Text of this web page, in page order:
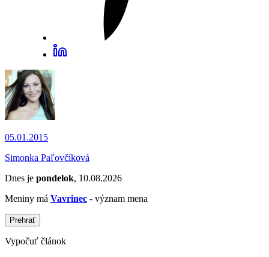
05.01.2015
Simonka Paľovčíková
Dnes je pondelok, 10.08.2026
Meniny má Vavrinec - význam mena
Prehrať
Vypočuť článok